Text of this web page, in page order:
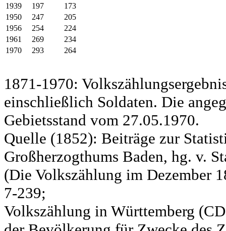
1939
197
173
1950
247
205
1956
254
224
1961
269
234
1970
293 264
1871-1970:
einschließlich Soldaten. Die
Gebietsstand vom 27.05.1970.
Quelle (1852): Beiträge zur
Großherzogthums Baden, hg. v.
(Die Volkszählung im Dezember
7-239;
Volkszählung in Württemberg